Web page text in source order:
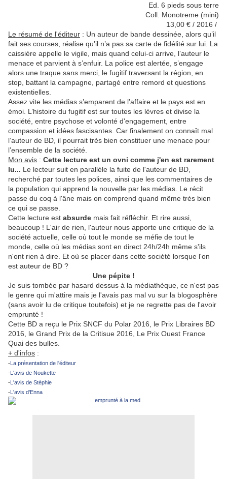
Ed. 6 pieds sous terre
Coll. Monotreme (mini)
13,00 € / 2016 /
Le résumé de l'éditeur : Un auteur de bande dessinée, alors qu’il
fait ses courses, réalise qu’il n’a pas sa carte de fidélité sur lui. La
caissière appelle le vigile, mais quand celui-ci arrive, l’auteur le
menace et parvient à s’enfuir. La police est alertée, s’engage
alors une traque sans merci, le fugitif traversant la région, en
stop, battant la campagne, partagé entre remord et questions
existentielles.
Assez vite les médias s’emparent de l’affaire et le pays est en
émoi. L’histoire du fugitif est sur toutes les lèvres et divise la
société, entre psychose et volonté d'engagement, entre
compassion et idées fascisantes. Car finalement on connaît mal
l’auteur de BD, il pourrait très bien constituer une menace pour
l’ensemble de la société.
Mon avis : Cette lecture est un ovni comme j'en est rarement
lu... Le lecteur suit en parallèle la fuite de l'auteur de BD,
recherché par toutes les polices, ainsi que les commentaires de
la population qui apprend la nouvelle par les médias. Le récit
passe du coq à l'âne mais on comprend quand même très bien
ce qui se passe.
Cette lecture est absurde mais fait réfléchir. Et rire aussi,
beaucoup ! L'air de rien, l'auteur nous apporte une critique de la
société actuelle, celle où tout le monde se méfie de tout le
monde, celle où les médias sont en direct 24h/24h même s'ils
n'ont rien à dire. Et où se placer dans cette société lorsque l'on
est auteur de BD ?
Une pépite !
Je suis tombée par hasard dessus à la médiathèque, ce n'est pas
le genre qui m'attire mais je l'avais pas mal vu sur la blogosphère
(sans avoir lu de critique toutefois) et je ne regrette pas de l'avoir
emprunté !
Cette BD a reçu le Prix SNCF du Polar 2016, le Prix Libraires BD
2016, le Grand Prix de la Critisue 2016, Le Prix Ouest France
Quai des bulles.
+ d'infos :
-La présentation de l'éditeur
-L'avis de Noukette
-L'avis de Stéphie
-L'avis d'Enna